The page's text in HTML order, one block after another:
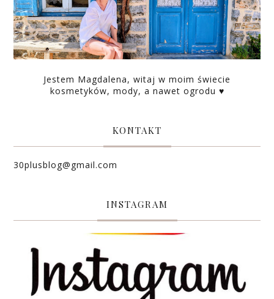
Jestem Magdalena, witaj w moim świecie
kosmetyków, mody, a nawet ogrodu ♥
KONTAKT
30plusblog@gmail.com
INSTAGRAM